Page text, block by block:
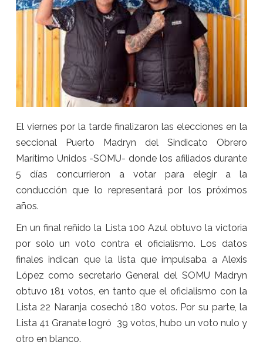
El viernes por la tarde finalizaron las elecciones en la
seccional Puerto Madryn del Sindicato Obrero
Marítimo Unidos -SOMU- donde los afiliados durante
5 días concurrieron a votar para elegir a la
conducción que lo representará por los próximos
años.
En un final reñido la Lista 100 Azul obtuvo la victoria
por solo un voto contra el oficialismo. Los datos
finales indican que la lista que impulsaba a Alexis
López como secretario General del SOMU Madryn
obtuvo 181 votos, en tanto que el oficialismo con la
Lista 22 Naranja cosechó 180 votos. Por su parte, la
Lista 41 Granate logró 39 votos, hubo un voto nulo y
otro en blanco.